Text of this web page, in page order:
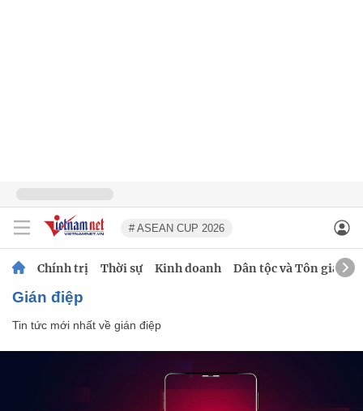
# ASEAN CUP 2026
Chính trị Thời sự Kinh doanh Dân tộc và Tôn giáo
gián điệp
Tin tức mới nhất về gián điệp